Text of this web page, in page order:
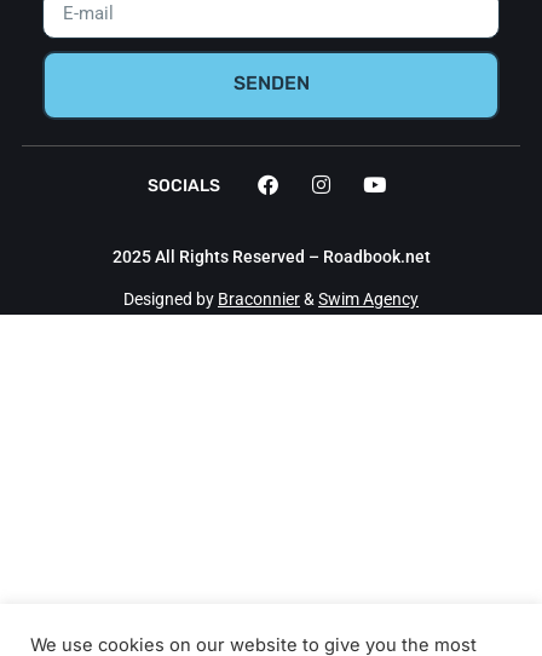
SENDEN
2025 All Rights Reserved – Roadbook.net
Designed by Braconnier& Swim Agency
SOCIALS
We use cookies on our website to give you the most